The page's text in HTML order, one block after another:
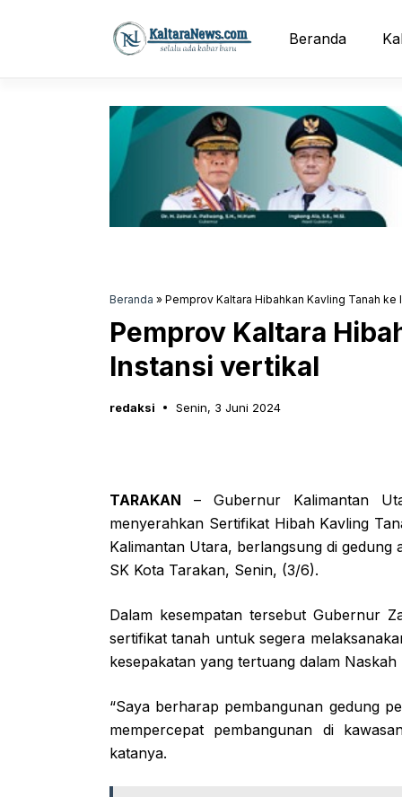
Beranda
Beranda » Pemprov Kaltara Hibahkan Kavling Tanah ke
Pemprov Kaltara
Instansi vertikal
redaksi Senin, 3 Juni 2024
TARAKAN – Gubernur Kalimantan
menyerahkan Sertifikat Hibah Kavling
Kalimantan Utara, berlangsung di
SK Kota Tarakan, Senin, (3/6).
Dalam kesempatan tersebut Gubernur
sertifikat tanah untuk segera
kesepakatan yang tertuang dalam
“Saya berharap pembangunan gedung
mempercepat pembangunan di
katanya.